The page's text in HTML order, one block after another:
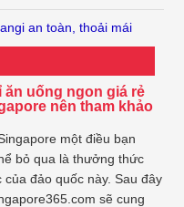
an toàn, thoải mái
ăn uống ngon giá rẻ
nên tham khảo
một điều bạn
bỏ qua là thưởng thức
của đảo quốc này. Sau đây
sẽ cung